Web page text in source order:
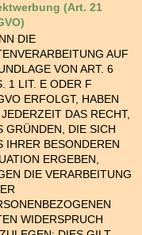
(Art. 21
DIE
AUF
VON ART. 6
1 LIT. E ODER F
ERFOLGT, HABEN
DAS RECHT,
GRÜNDEN, DIE SICH
IHRER BESONDEREN
ERGEBEN,
DIE VERARBEITUNG
WIDERSPRUCH